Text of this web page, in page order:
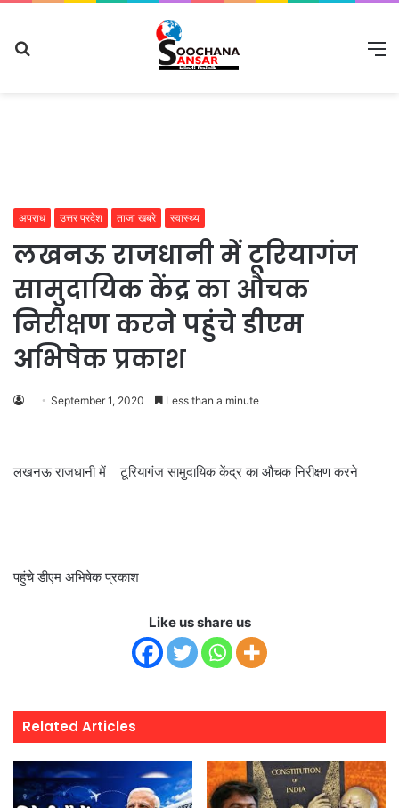
अपराध उत्तर प्रदेश ताजा खबरे स्वास्थ्य
लखनऊ राजधानी में टूरियागंज
सामुदायिक केंद्र का औचक
निरीक्षण करने पहुंचे डीएम
अभिषेक प्रकाश
September 1, 2020 Less than a minute
लखनऊ राजधानी में टूरियागंज सामुदायिक केंद्र का औचक निरीक्षण करने
पहुंचे डीएम अभिषेक प्रकाश
Like us share us
Related Articles